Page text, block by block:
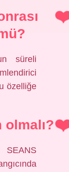
süreli
özelliğe
olmalı?